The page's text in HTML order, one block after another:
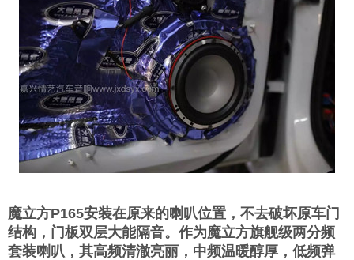
魔立方P165安装在原来的喇叭位置，不去破坏原车门
结构，门板双层大能隔音。作为魔立方旗舰级两分频
套装喇叭，其高频清澈亮丽，中频温暖醇厚，低频弹